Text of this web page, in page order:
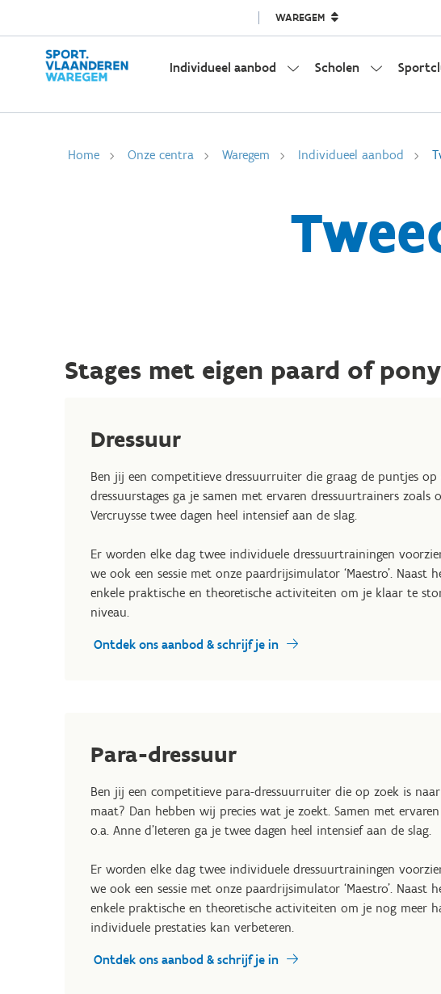
WAREGEM
Individueel aanbod Scholen
Home Onze centra Waregem Individueel aanbod
Stages met eigen paard of pony
Dressuur
Ben jij een competitieve dressuurruiter die graag de puntjes op
dressuurstages ga je samen met ervaren dressuurtrainers zoals
Vercruysse twee dagen heel intensief aan de slag.
Er worden elke dag twee individuele dressuurtrainingen
we ook een sessie met onze paardrijsimulator ‘Maestro’. Naast
enkele praktische en theoretische activiteiten om je klaar te
niveau.
Ontdek ons aanbod & schrijf je in
Para-dressuur
Ben jij een competitieve para-dressuurruiter die op zoek is naar
maat? Dan hebben wij precies wat je zoekt. Samen met
o.a. Anne d'Ieteren ga je twee dagen heel intensief aan de slag.
Er worden elke dag twee individuele dressuurtrainingen
we ook een sessie met onze paardrijsimulator ‘Maestro’. Naast
enkele praktische en theoretische activiteiten om je nog meer
individuele prestaties kan verbeteren.
Ontdek ons aanbod & schrijf je in